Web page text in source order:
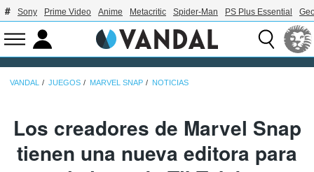
Sony Prime Video Anime Metacritic Spider-Man PS Plus Essential
VANDAL JUEGOS MARVEL SNAP NOTICIAS
Los creadores de Marvel Snap
tienen una nueva editora para